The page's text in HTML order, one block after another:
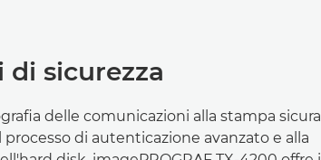
di sicurezza
delle comunicazioni alla stampa sicura
processo di autenticazione avanzato e alla